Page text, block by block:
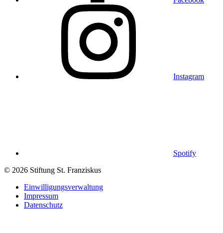
Instagram
Spotify
© 2026 Stiftung St. Franziskus
Einwilligungsverwaltung
Impressum
Datenschutz